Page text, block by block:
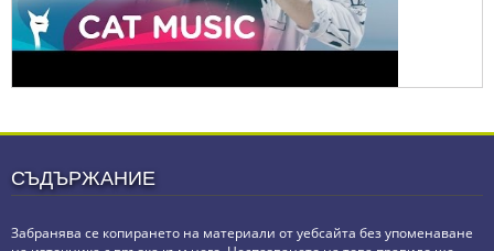
СЪДЪРЖАНИЕ
Забранява се копирането на материали от уебсайта без упоменаване